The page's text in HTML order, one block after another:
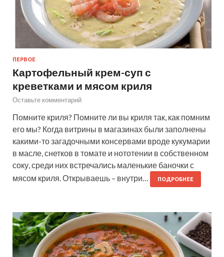
ПЕРВОЕ
Картофельный крем-суп с
креветками и мясом криля
Оставьте комментарий
Помните криля? Помните ли вы криля так, как помним
его мы? Когда витрины в магазинах были заполнены
какими-то загадочными консервами вроде кукумарии
в масле, снетков в томате и нототении в собственном
соку, среди них встречались маленькие баночки с
мясом криля. Открываешь – внутри…
ПОДРОБНЕЕ